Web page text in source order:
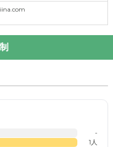
-
1人